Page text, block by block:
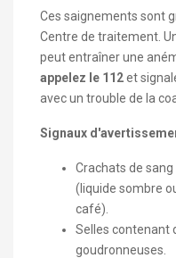
Ces saignements sont
Centre de traitement.
peut entraîner une
appelez le 112et
avec un trouble de la
Signaux
Crachats de
(liquide sombre
café).
Selles contenant
goudronneuses.